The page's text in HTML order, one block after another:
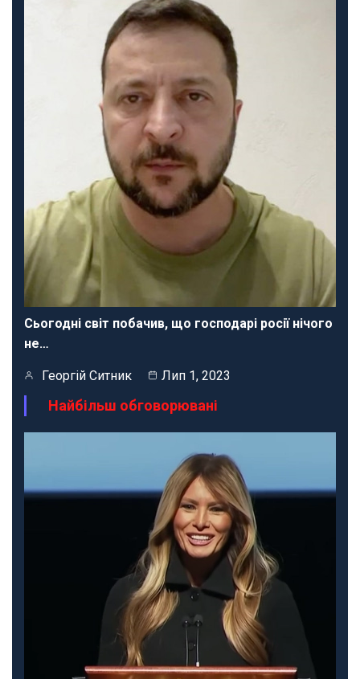
Сьогодні світ побачив, що господарі росії нічого
не…
Георгій Ситник Лип 1, 2023
Найбільш обговорювані